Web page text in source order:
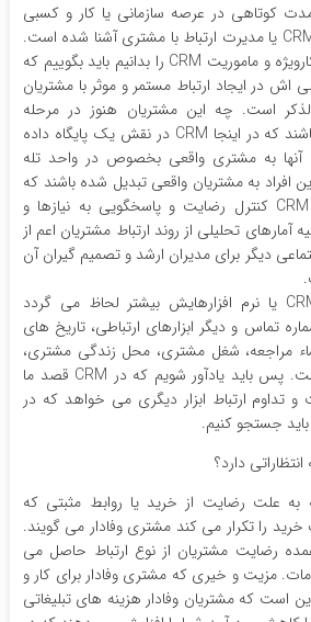
کوتاهی در عرصه سازمانی یا کار و کسبی
فعالیت نموده باشد با نام CRM یا مدیرت ارتباط با مشتری آشنا شده است.
اما اگر بخواهیم مهمترین کارویژه و ماموریت CRM را بدانیم باید بگوییم که
اش در ایجاد ارتباط مستمر و موثر با مشتریان
است. چه این مشتریان هنوز در مرحله
احتمالی و پیش از خرید باشند که در اینجا CRM در نقش یک پایگاه داده
آنها به مشتری واقعی بخصوص در واحد تله
به مشتریان واقعی تبدیل شده باشند که
در اینجا مهمترین وظیفه CRM کنترل رضایت و پاسخگویی به نیازها و
تحلیلی از روند ارتباط مشتریان اعم از
دیگر برای مدیران ارشد و تصمیم گیران آن
اما آنچه که در جدول CRM یا نرم افزارهایش بیشتر لحاظ می گردد
تماس و دیگر ابزارهای ارتباطی، تاریخ های
مراجعه، شغل مشتری، محل زندگی مشتری،
نتیجه مراجعات و غیره است. پس باید یادآور شویم که در CRM قصد ما
و تداوم ارتباط ابزار دیگری می خواهد که در
جستجو کنیم.
دارد؟
علت رضایت از خرید یا روابط مثبتی که
را تکرار می کند مشتری وفادار می گویند.
رضایت مشتریان از نوع ارتباط حاصل می
مزیت و خیری که مشتری وفادار برای کار و
است که مشتریان وفادار هزینه های تبلیغاتی